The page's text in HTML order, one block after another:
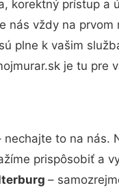
korektný prístup a
nás vždy na prvom
plne k vašim
je tu pre
nechajte to na nás.
prispôsobiť a
–